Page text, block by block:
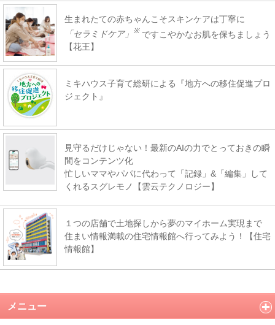
生まれたての赤ちゃんこそスキンケアは丁寧に
「セラミドケア」
※ ですこやかなお肌を保ちましょう
【花王】
ミキハウス子育て総研による『地方への移住促進プロ
ジェクト』
見守るだけじゃない！最新のAIの力でとっておきの瞬
間をコンテンツ化
忙しいママやパパに代わって「記録」&「編集」して
くれるスグレモノ【雲云テクノロジー】
１つの店舗で土地探しから夢のマイホーム実現まで
住まい情報満載の住宅情報館へ行ってみよう！【住宅
情報館】
メニュー